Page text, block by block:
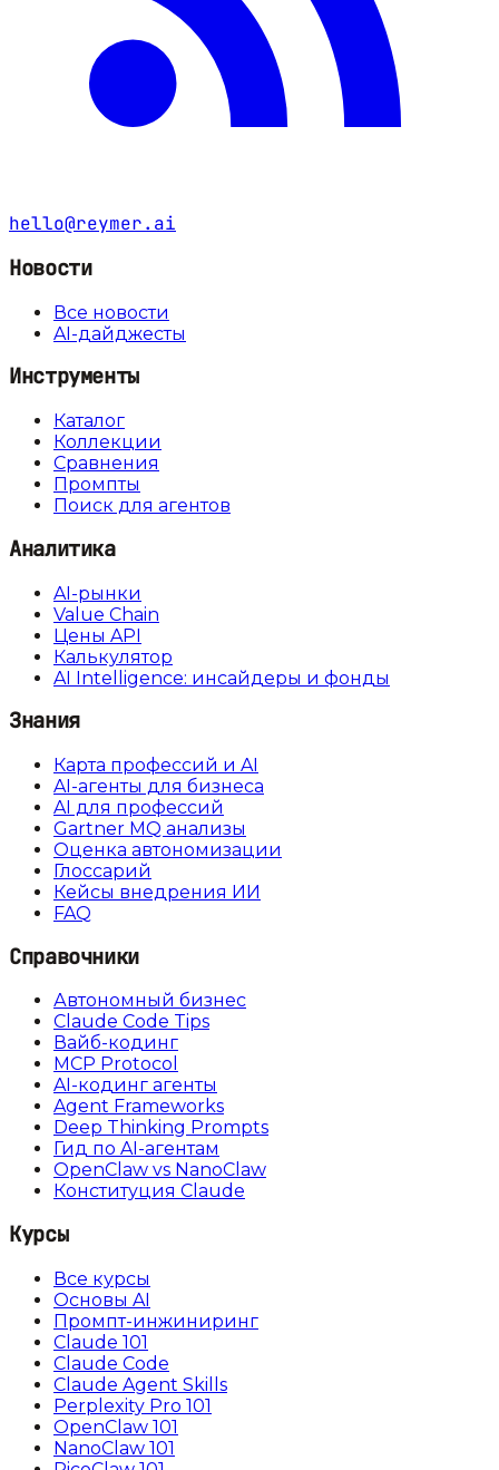
hello@reymer.ai
Новости
Все новости
AI-дайджесты
Инструменты
Каталог
Коллекции
Сравнения
Промпты
Поиск для агентов
Аналитика
AI-рынки
Value Chain
Цены API
Калькулятор
AI Intelligence: инсайдеры и фонды
Знания
Карта профессий и AI
AI-агенты для бизнеса
AI для профессий
Gartner MQ анализы
Оценка автономизации
Глоссарий
Кейсы внедрения ИИ
FAQ
Справочники
Автономный бизнес
Claude Code Tips
Вайб-кодинг
MCP Protocol
AI-кодинг агенты
Agent Frameworks
Deep Thinking Prompts
Гид по AI-агентам
OpenClaw vs NanoClaw
Конституция Claude
Курсы
Все курсы
Основы AI
Промпт-инжиниринг
Claude 101
Claude Code
Claude Agent Skills
Perplexity Pro 101
OpenClaw 101
NanoClaw 101